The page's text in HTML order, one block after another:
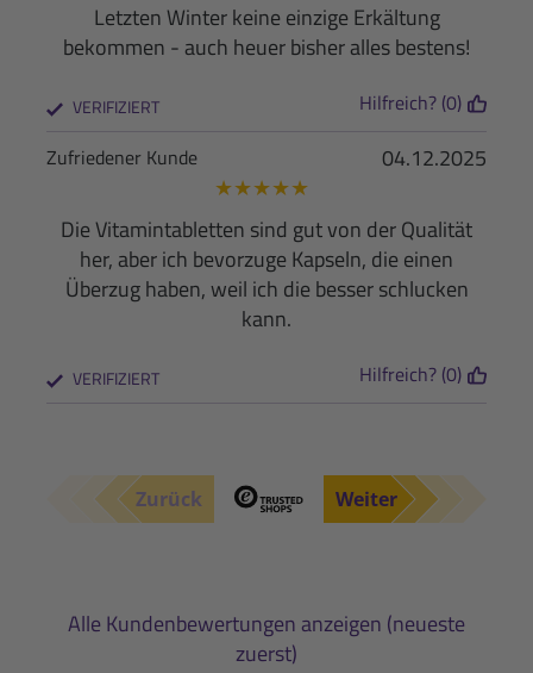
Letzten Winter keine einzige Erkältung
bekommen - auch heuer bisher alles bestens!
VERIFIZIERT Hilfreich? (0)
04.12.2025
Zufriedener Kunde
★★★★★
Die Vitamintabletten sind gut von der Qualität
her, aber ich bevorzuge Kapseln, die einen
Überzug haben, weil ich die besser schlucken
kann.
VERIFIZIERT Hilfreich? (0)
Zurück Weiter
Alle Kundenbewertungen anzeigen (neueste
zuerst)